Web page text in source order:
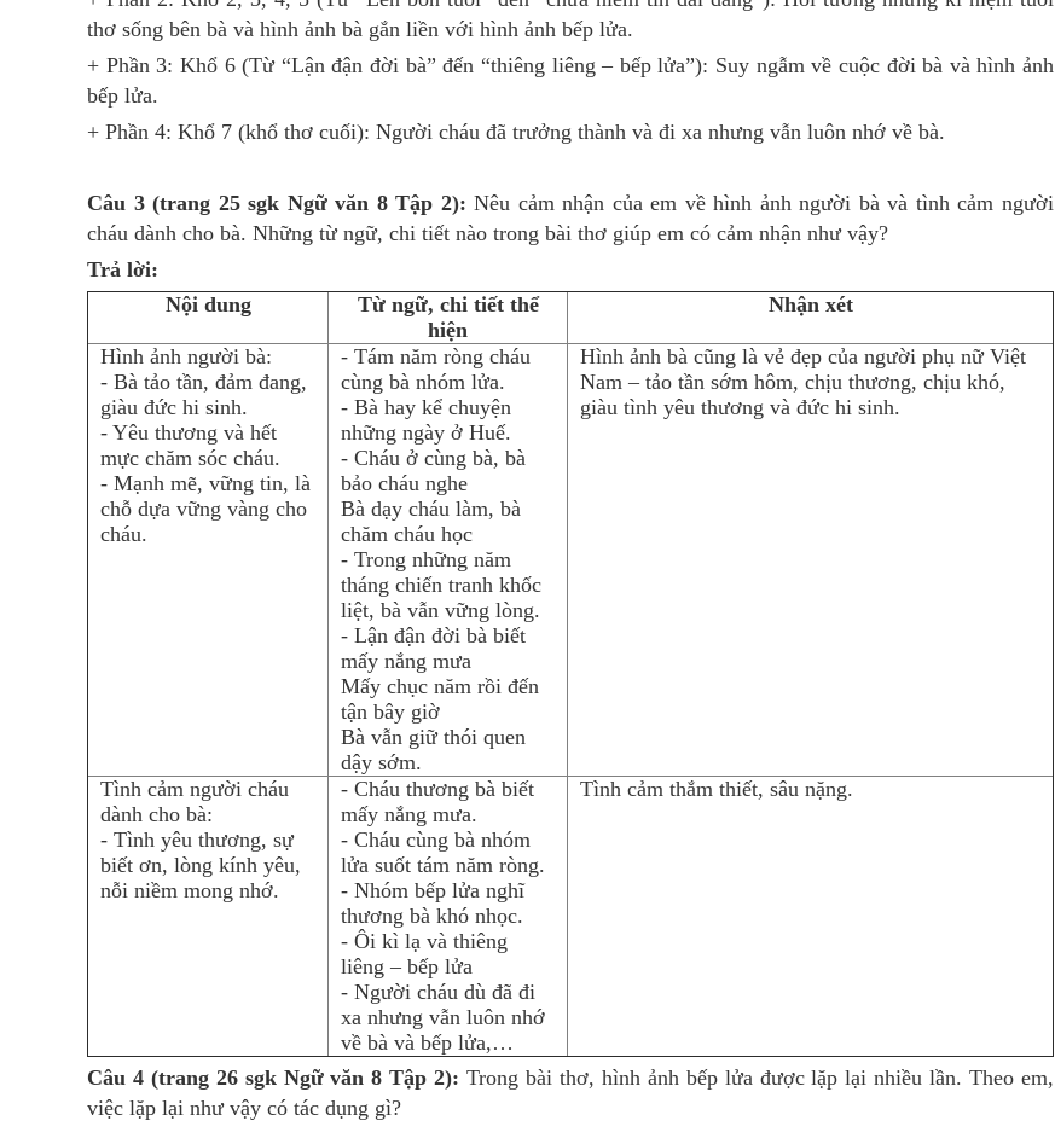
thơ sống bên bà và hình ảnh bà gắn liền với hình ảnh bếp lửa.
+ Phần 3: Khổ 6 (Từ “Lận đận đời bà” đến “thiêng liêng – bếp lửa”): Suy ngẫm về cuộc đời bà và hình ảnh
bếp lửa.
+ Phần 4: Khổ 7 (khổ thơ cuối): Người cháu đã trưởng thành và đi xa nhưng vẫn luôn nhớ về bà.
Câu 3 (trang 25 sgk Ngữ văn 8 Tập 2):Nêu cảm nhận của em về hình ảnh người bà và tình cảm người
cháu dành cho bà. Những từ ngữ, chi tiết nào trong bài thơ giúp em có cảm nhận như vậy?
Trả lời:
Nội dung
Từ ngữ, chi tiết thể
hiện
Nhận xét
Hình ảnh người bà:
- Bà tảo tần, đảm đang,
giàu đức hi sinh.
- Yêu thương và hết
mực chăm sóc cháu.
- Mạnh mẽ, vững tin, là
chỗ dựa vững vàng cho
cháu.
- Tám năm ròng cháu
cùng bà nhóm lửa.
- Bà hay kể chuyện
những ngày ở Huế.
- Cháu ở cùng bà, bà
bảo cháu nghe
Bà dạy cháu làm, bà
chăm cháu học
- Trong những năm
tháng chiến tranh khốc
liệt, bà vẫn vững lòng.
- Lận đận đời bà biết
mấy nắng mưa
Mấy chục năm rồi đến
tận bây giờ
Bà vẫn giữ thói quen
dậy sớm.
Hình ảnh bà cũng là vẻ đẹp của người phụ nữ Việt
Nam – tảo tần sớm hôm, chịu thương, chịu khó,
giàu tình yêu thương và đức hi sinh.
Tình cảm người cháu
dành cho bà:
- Tình yêu thương, sự
biết ơn, lòng kính yêu,
nỗi niềm mong nhớ.
- Cháu thương bà biết
mấy nắng mưa.
- Cháu cùng bà nhóm
lửa suốt tám năm ròng.
- Nhóm bếp lửa nghĩ
thương bà khó nhọc.
- Ôi kì lạ và thiêng
liêng – bếp lửa
- Người cháu dù đã đi
xa nhưng vẫn luôn nhớ
về bà và bếp lửa,…
Tình cảm thắm thiết, sâu nặng.
Câu 4 (trang 26 sgk Ngữ văn 8 Tập 2):Trong bài thơ, hình ảnh bếp lửa được lặp lại nhiều lần. Theo em,
việc lặp lại như vậy có tác dụng gì?